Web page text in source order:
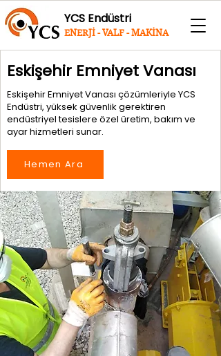
YCS Endüstri
ENERJİ - VALF - MAKİNA
Eskişehir Emniyet Vanası
Eskişehir Emniyet Vanası çözümleriyle YCS
Endüstri, yüksek güvenlik gerektiren
endüstriyel tesislere özel üretim, bakım ve
ayar hizmetleri sunar.
Hemen Ara